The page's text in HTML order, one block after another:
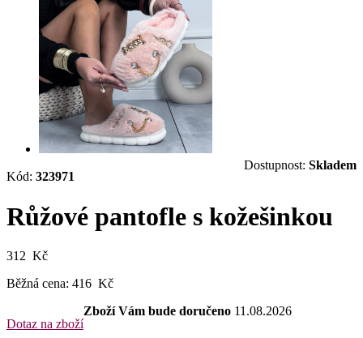
Kód: 323971
Dostupnost: Skladem
Růžové pantofle s kožešinkou
312 Kč
Běžná cena: 416 Kč
Dotaz na zboží
Zboží Vám bude doručeno 11.08.2026